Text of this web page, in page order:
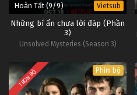
Hoàn Tất (9/9) Vietsub
Những bí ẩn chưa lời đáp (Phần
3)
Unsolved Mysteries (Season 3)
TRỌN BỘ Phim bộ